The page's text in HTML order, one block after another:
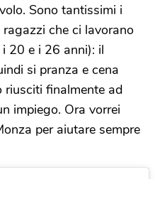
Sono tantissimi i
che ci lavorano
20 e i 26 anni): il
si pranza e cena
riusciti finalmente ad
impiego. Ora vorrei
per aiutare sempre